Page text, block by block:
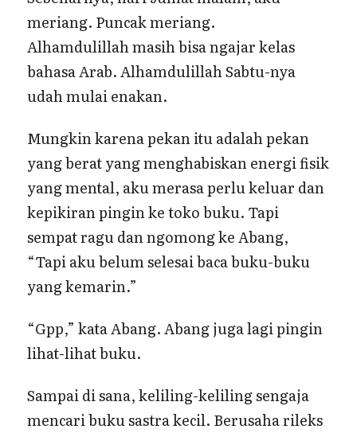
meriang. Puncak meriang.
Alhamdulillah masih bisa ngajar kelas
bahasa Arab. Alhamdulillah Sabtu-nya
udah mulai enakan.
Mungkin karena pekan itu adalah pekan
yang berat yang menghabiskan energi fisik
yang mental, aku merasa perlu keluar dan
kepikiran pingin ke toko buku. Tapi
sempat ragu dan ngomong ke Abang,
“Tapi aku belum selesai baca buku-buku
yang kemarin.”
“Gpp,” kata Abang. Abang juga lagi pingin
lihat-lihat buku.
Sampai di sana, keliling-keliling sengaja
mencari buku sastra kecil. Berusaha rileks